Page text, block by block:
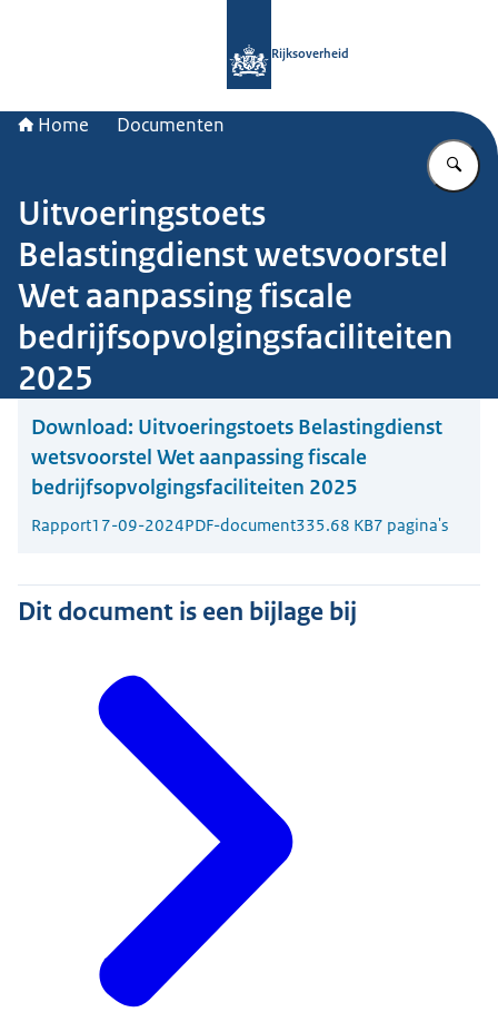
Rijksoverheid
Home Documenten
Uitvoeringstoets
Belastingdienst wetsvoorstel
Wet aanpassing fiscale
bedrijfsopvolgingsfaciliteiten
2025
Download: Uitvoeringstoets Belastingdienst
wetsvoorstel Wet aanpassing fiscale
bedrijfsopvolgingsfaciliteiten 2025
Rapport17-09-2024PDF-document335.68 KB7 pagina's
Dit document is een bijlage bij